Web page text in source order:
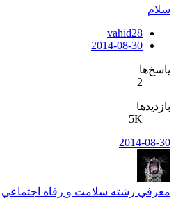
سلام
vahid28
2014-08-30
پاسخ‌ها
2
بازدیدها
5K
2014-08-30
معرفي رشته سلامت و رفاه اجتماعي